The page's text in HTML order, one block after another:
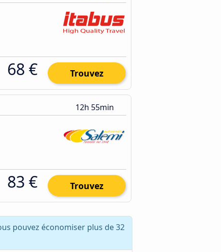
68 € Trouvez
12h 55min
83 € Trouvez
pouvez économiser plus de 32